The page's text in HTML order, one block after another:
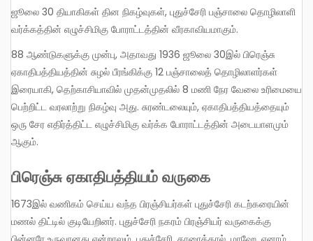
ஜூலை 30 தியாகிகள் தின நிகழ்வுகள், புதுச்சேரி பஞ்சாலை தொழிலாளி
வர்க்கத்தின் எழுச்சிமிகு போராட்டத்தின் வீரகாவியமாகும்.
88 ஆண்டுகளுக்கு முன்பு, அதாவது 1936 ஜூலை 30இல் பிரெஞ்சு
ஏகாதிபத்தியத்தின் சுழல் பீரங்கிக்கு 12 பஞ்சாலைத் தொழிலாளர்கள்
இரையாகி, தெற்காசியாவில் முதன்முதலில் 8 மணி நேர வேலை உரிமையை
பெற்றிட்ட வரலாற்று நிகழ்வு அது. சுரண்டலையும், ஏகாதிபத்தியத்தையும்
ஒரு சேர எதிர்த்திட்ட எழுச்சிமிகு வர்க்க போராட்டத்தின் அடையாளமும்
ஆகும்.
பிரெஞ்சு ஏகாதிபத்தியம் வருகை
1673இல் வணிகம் செய்ய வந்த பிரஞ்சியர்கள் புதுச்சேரி கடற்கரையின்
மணல் திட்டில் குடியேறினர். புதுச்சேரி நகரம் பிரஞ்சியர் வருகைக்கு